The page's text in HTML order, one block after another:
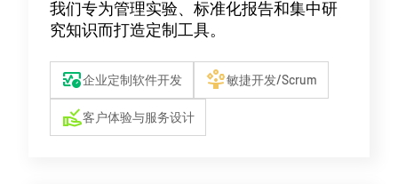
我们专为管理实验、标准化报告和集中研
究知识而打造定制工具。
blood_pressure企业定制软件开发 person_play敏捷开发/Scrum
approval_delegation客户体验与服务设计